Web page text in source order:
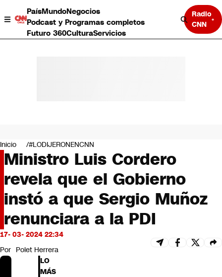
PaísMundoNegocios
Podcast y Programas completos
Futuro 360CulturaServicios
Radio
CNN
Negocios
Deportes
Programas completos
Cultura
Servicios
Bits
CNN tiempo
Futuro 360
Inicio #LODIJERONENCNN
Ministro Luis Cordero
revela que el Gobierno
instó a que Sergio Muñoz
renunciara a la PDI
17- 03- 2024 22:34
Por Polet Herrera
LO
MÁS